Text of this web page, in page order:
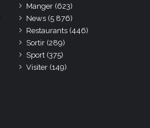
Manger (623)
News (5 876)
Restaurants (446)
Sortir (289)
Sport (375)
Visiter (149)